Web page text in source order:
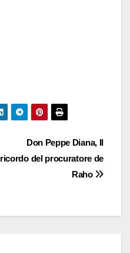
Don Peppe Diana, Il
ricordo del procuratore de
Raho